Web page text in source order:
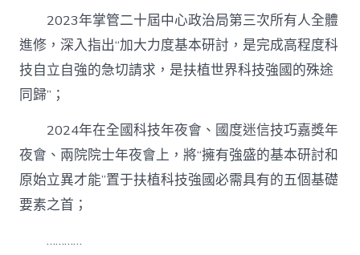
2023年掌管二十屆中心政治局第三次所有人全體
進修，深入指出“加大力度基本研討，是完成高程度科
技自立自強的急切請求，是扶植世界科技強國的殊途
同歸”；
2024年在全國科技年夜會、國度迷信技巧嘉獎年
夜會、兩院院士年夜會上，將“擁有強盛的基本研討和
原始立異才能”置于扶植科技強國必需具有的五個基礎
要素之首；
…………